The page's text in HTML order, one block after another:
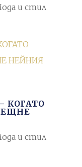
и стил
КОГАТО
и стил